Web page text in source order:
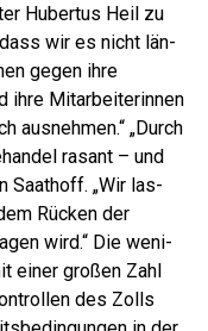
Huber­tus Heil zu
dass wir es nicht län­
gegen ihre
ihre Mit­ar­bei­te­rin­nen
aus­neh­men.“ „Durch
rasant – und
Saat­hoff. „Wir las­
Rücken der
wird.“ Die weni­
einer gro­ßen Zahl
des Zolls